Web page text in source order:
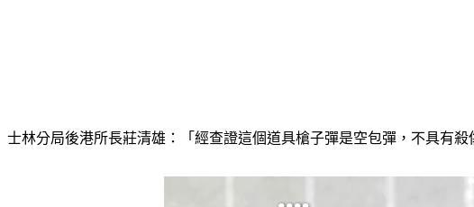
士林分局後港所長莊清雄：「經查證這個道具槍子彈是空包彈，不具有殺